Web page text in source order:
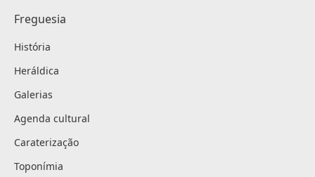
Freguesia
História
Heráldica
Galerias
Agenda cultural
Caraterização
Toponímia